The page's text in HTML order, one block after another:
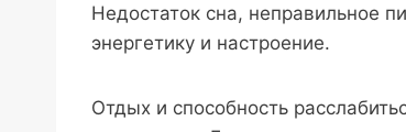
Недостаток сна, неправильное
энергетику и настроение.
Отдых и способность